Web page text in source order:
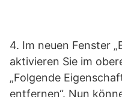
4. Im neuen Fenster
aktivieren Sie im
„Folgende
entfernen“. Nun